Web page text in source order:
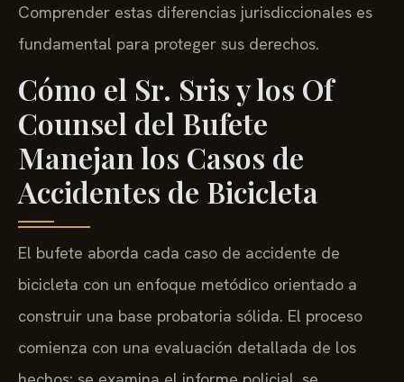
Comprender estas diferencias jurisdiccionales es
fundamental para proteger sus derechos.
Cómo el Sr. Sris y los Of
Counsel del Bufete
Manejan los Casos de
Accidentes de Bicicleta
El bufete aborda cada caso de accidente de
bicicleta con un enfoque metódico orientado a
construir una base probatoria sólida. El proceso
comienza con una evaluación detallada de los